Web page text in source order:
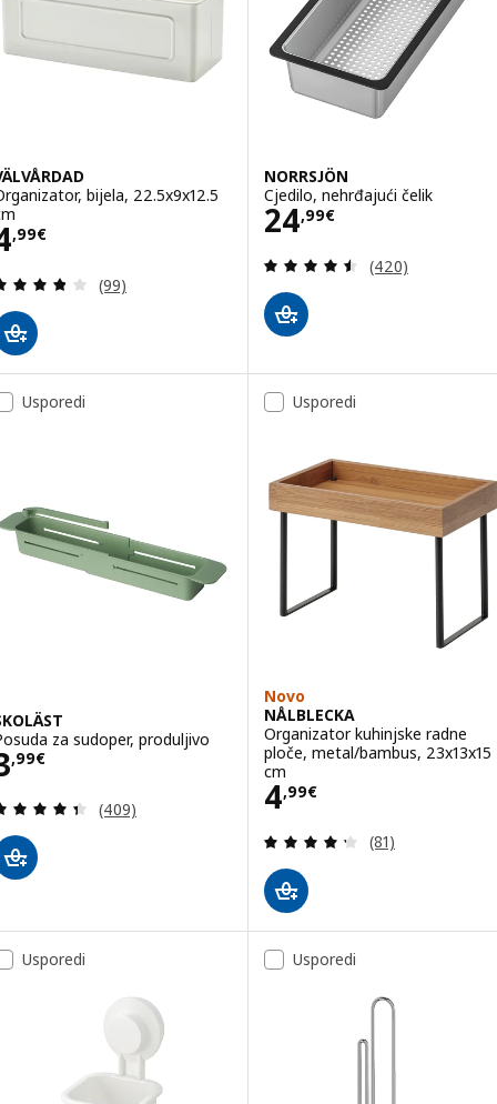
bijela, 22.5x9x12.5
,99€ 4,99€
Revizija: 3.8 od 5 zvjezdica. Ukupno recenzija:
(99)
NORRSJÖN
Cjedilo, nehrđajući čelik
24,99€
Cijena 24,99€
Revizija: 4.5
(420)
Usporedi
za sudoper, produljivo
,99€ 3,99€
Revizija: 4.4 od 5 zvjezdica. Ukupno recenzija:
(409)
Usporedi
Novo
NÅLBLECKA
Organizator kuhinjske radne
ploče, metal/bambus, 23x13x15
cm
4,99€
Cijena 4,99€
Revizija: 4.3
(81)
Usporedi Usporedi